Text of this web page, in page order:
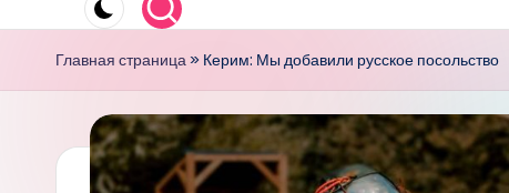
О
Л
О
С
Главная страница » Керим: Мы добавили русское посольство